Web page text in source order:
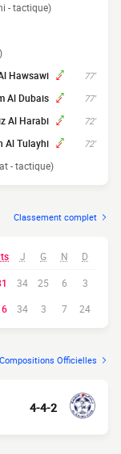
- tactique)
77'
Hawsawi
77'
Al Dubais
72'
Al Harabi
72'
Al Tulayhi
- tactique)
Classement complet
J G N D
34 25 6
3
34 3 7 24
Compositions Officielles
4-4-2